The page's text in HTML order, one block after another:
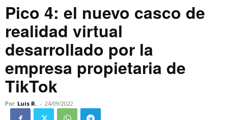
Pico 4: el nuevo casco de
realidad virtual
desarrollado por la
empresa propietaria de
TikTok
Por Luis R. - 24/09/2022